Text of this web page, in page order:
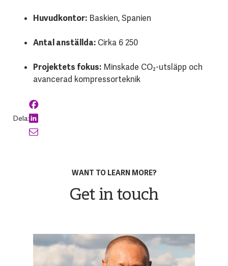
Huvudkontor:Baskien, Spanien
Antal anställda:Cirka 6 250
Projektets fokus:Minskade CO₂-utsläpp och
avancerad kompressorteknik
Dela:
WANT TO LEARN MORE?
Get in touch